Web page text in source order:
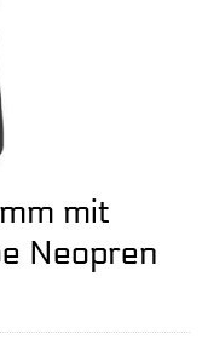
mit
Neopren